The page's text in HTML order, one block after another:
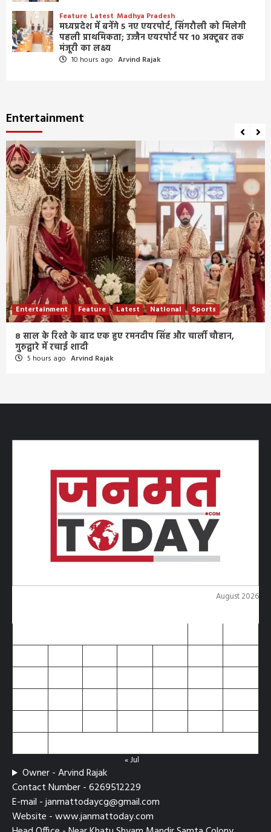
Feature Latest Madhya Pradesh
मध्यप्रदेश में बनेंगे 5 नए एयरपोर्ट, सिंगरौली को मिलेगी
पहली प्राथमिकता; उज्जैन एयरपोर्ट पर 10 अक्टूबर तक
मंजूरी का लक्ष्य
10 hours ago Arvind Rajak
Entertainment
Entertainment Feature Latest National Sports
8 साल के रिश्ते के बाद एक हुए रमनदीप सिंह और चार्ली चौहान,
गुरुद्वारे में रचाई शादी
5 hours ago Arvind Rajak
August 2026
« Jul
Owner - Arvind Rajak
Contact Number - 6269512229
E-mail - janmattodaycg@gmail.com
Website - www.janmattoday.com